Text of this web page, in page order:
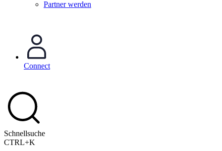
Partner werden
Connect
Schnellsuche
CTRL+K